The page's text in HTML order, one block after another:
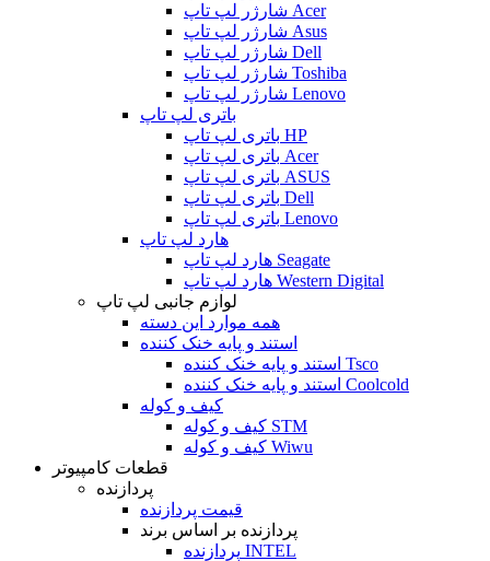
شارژر لپ تاپ Acer
شارژر لپ تاپ Asus
شارژر لپ تاپ Dell
شارژر لپ تاپ Toshiba
شارژر لپ تاپ Lenovo
باتری لپ تاپ
باتری لپ تاپ HP
باتری لپ تاپ Acer
باتری لپ تاپ ASUS
باتری لپ تاپ Dell
باتری لپ تاپ Lenovo
هارد لپ تاپ
هارد لپ تاپ Seagate
هارد لپ تاپ Western Digital
لوازم جانبی لپ تاپ
همه موارد این دسته
استند و پایه خنک کننده
استند و پایه خنک کننده Tsco
استند و پایه خنک کننده Coolcold
کیف و کوله
کیف و کوله STM
کیف و کوله Wiwu
قطعات کامپیوتر
پردازنده
قیمت پردازنده
پردازنده بر اساس برند
پردازنده INTEL